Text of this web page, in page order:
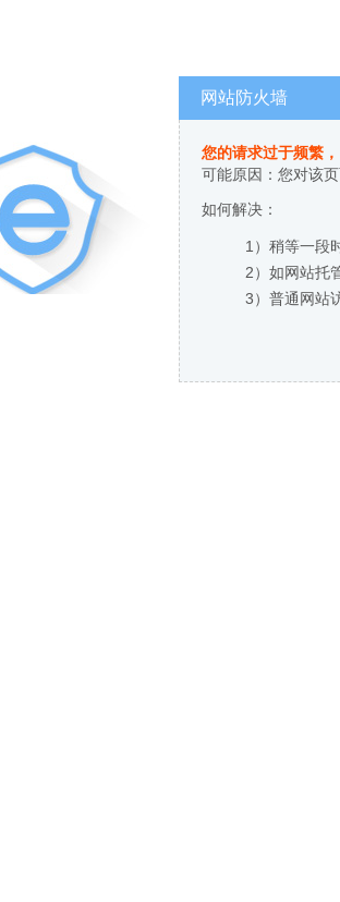
网站防火墙
您的请求过于频繁
可能原因：您对该
如何解决：
1）稍等一段
2）如网站托
3）普通网站